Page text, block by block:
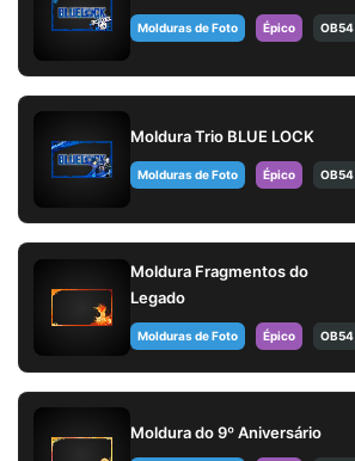
Molduras de Foto Épico OB54
Moldura Trio BLUE LOCK
Molduras de Foto Épico OB54
Moldura Fragmentos do
Legado
Molduras de Foto Épico OB54
Moldura do 9º Aniversário